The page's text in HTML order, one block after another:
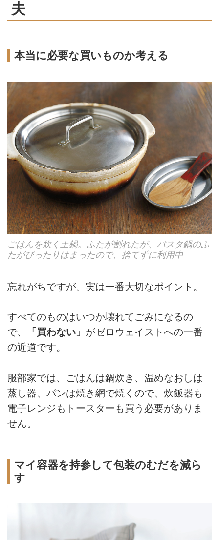
夫
本当に必要な買いものか考える
ごはんを炊く土鍋。ふたが割れたが、パスタ鍋のふ
たがぴったりはまったので、捨てずに利用中
忘れがちですが、実は一番大切なポイント。
すべてのものはいつか壊れてごみになるの
で、
「買わない」 がゼロウェイストへの一番
の近道です。
服部家では、ごはんは鍋炊き、温めなおしは
蒸し器、パンは焼き網で焼くので、炊飯器も
電子レンジもトースターも買う必要がありま
せん。
マイ容器を持参して包装のむだを減ら
す